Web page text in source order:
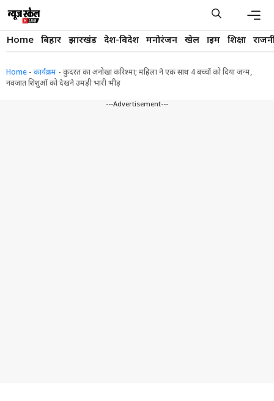
content
Home बिहार झारखंड देश-विदेश मनोरंजन खेल क्राइम शिक्षा
Home - कार्यक्रम - कुदरत का अनोखा करिश्मा; महिला ने एक साथ 4 बच्चों को दिया जन्म,
नवजात शिशुओं को देखने उमड़ी भारी भीड़
---Advertisement---